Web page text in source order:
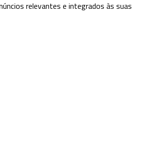
relevantes e integrados às suas